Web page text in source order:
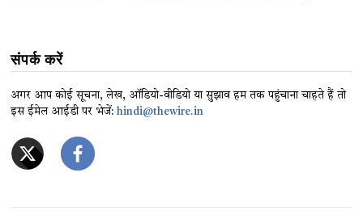
संपर्क करें
अगर आप कोई सूचना, लेख, ऑडियो-वीडियो या सुझाव हम तक पहुंचाना चाहते हैं तो
इस ईमेल आईडी पर भेजें:hindi@thewire.in